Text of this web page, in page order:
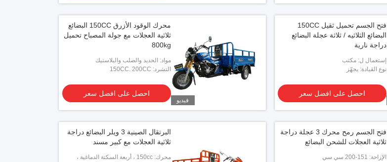
فتح الجسم تحميل ثقيل 150CC
البضائع الثلاثيه / ثلاثة عجلة البضائع
دراجة نارية
إستعمال ل: مكتب
نوع القيادة: يجهّز
احصل على افضل سعر
فيديو
محرك الوقود الأزرق 150CC البضائع
ثلاثية العجلات مع جولة المصباح تحميل
800kg
مواد: الحديد والصلب والبلاستيك
التشرد: 150CC. 200CC
احصل على افضل سعر
فتح الجسم رمح محرك 3 عجلة دراجة
ثلاثية العجلات للشحن البضائع
الإزاحة: 151-200 سي سي
البرتقال الصينية 3 ويلر البضائع دراجة
ثلاثية العجلات مع كبير مسند
محرك: 150cc ، أربعة السكتة الدماغية ،